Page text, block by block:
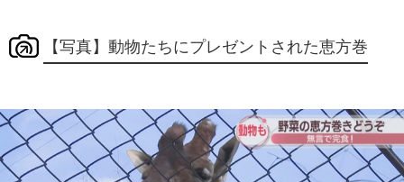
【写真】動物たちにプレゼントされた恵方巻